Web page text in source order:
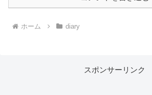
ホーム diary
スポンサーリンク